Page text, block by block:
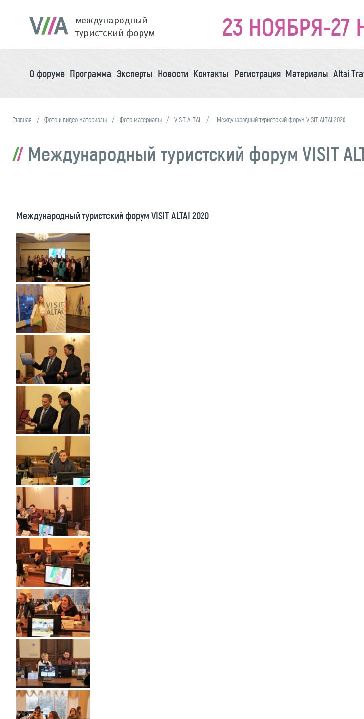
международный
туристский форум
23 НОЯБРЯ-27
О форуме Программа Эксперты Новости Контакты Регистрация Материалы Altai
Главная Фото и видео материалы Фото материалы VISIT ALTAI Международный туристский форум VISIT ALTAI 2020
Международный туристский форум VISIT
Международный туристский форум VISIT ALTAI 2020